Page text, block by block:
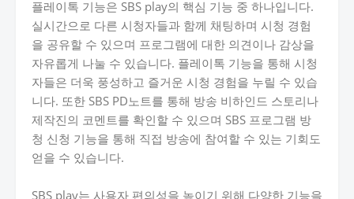
플레이톡 기능은 SBS play의 핵심 기능 중 하나입니다.
실시간으로 다른 시청자들과 함께 채팅하며 시청 경험
을 공유할 수 있으며 프로그램에 대한 의견이나 감상을
자유롭게 나눌 수 있습니다. 플레이톡 기능을 통해 시청
자들은 더욱 풍성하고 즐거운 시청 경험을 누릴 수 있습
니다. 또한 SBS PD노트를 통해 방송 비하인드 스토리나
제작진의 코멘트를 확인할 수 있으며 SBS 프로그램 방
청 신청 기능을 통해 직접 방송에 참여할 수 있는 기회도
얻을 수 있습니다.
SBS play는 사용자 편의성을 높이기 위해 다양한 기능을